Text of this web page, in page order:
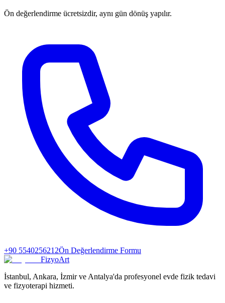
Ön değerlendirme ücretsizdir, aynı gün dönüş yapılır.
+90 5540256212Ön Değerlendirme Formu
FizyoArt
İstanbul, Ankara, İzmir ve Antalya'da profesyonel evde fizik tedavi
ve fizyoterapi hizmeti.